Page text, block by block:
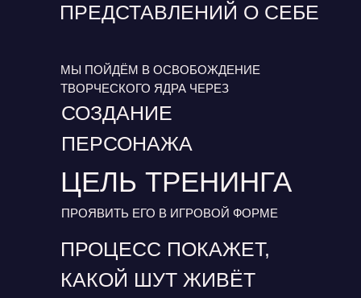
СОЗДАНИЕ
ПЕРСОНАЖА
ЦЕЛЬ ТРЕНИНГА
МЫ ПОЙДЁМ В ОСВОБОЖДЕНИЕ
ТВОРЧЕСКОГО ЯДРА ЧЕРЕЗ
ПРЕДСТАВЛЕНИЙ О СЕБЕ
ПРОЯВИТЬ ЕГО В ИГРОВОЙ ФОРМЕ
ПРОЦЕСС ПОКАЖЕТ,
КАКОЙ ШУТ ЖИВЁТ